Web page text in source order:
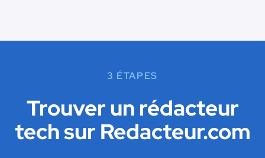
3 ÉTAPES
Trouver un rédacteur
tech sur Redacteur.com